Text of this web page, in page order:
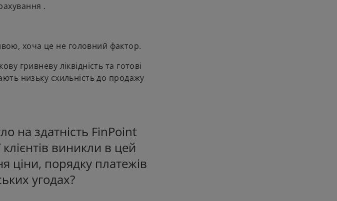
.
хоча це не головний фактор.
гривневу ліквідність та готові
низьку схильність до продажу
на здатність FinPoint
виникли в цей
ціни, порядку платежів
угодах?